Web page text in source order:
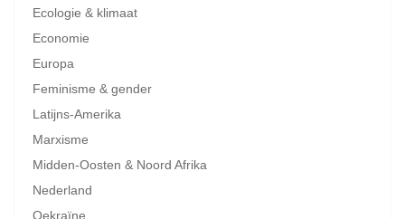
Ecologie & klimaat
Economie
Europa
Feminisme & gender
Latijns-Amerika
Marxisme
Midden-Oosten & Noord Afrika
Nederland
Oekraïne